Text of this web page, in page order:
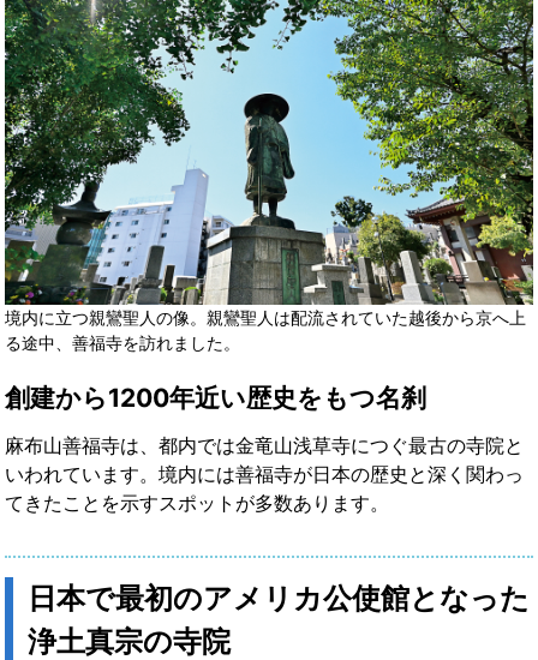
境内に立つ親鸞聖人の像。親鸞聖人は配流されていた越後から京へ上
る途中、善福寺を訪れました。
創建から1200年近い歴史をもつ名刹
麻布山善福寺は、都内では金竜山浅草寺につぐ最古の寺院と
いわれています。境内には善福寺が日本の歴史と深く関わっ
てきたことを示すスポットが多数あります。
日本で最初のアメリカ公使館となった
浄土真宗の寺院